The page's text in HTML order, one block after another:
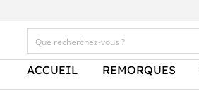
ACCUEIL REMORQUES